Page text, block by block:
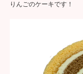
りんごのケーキです！